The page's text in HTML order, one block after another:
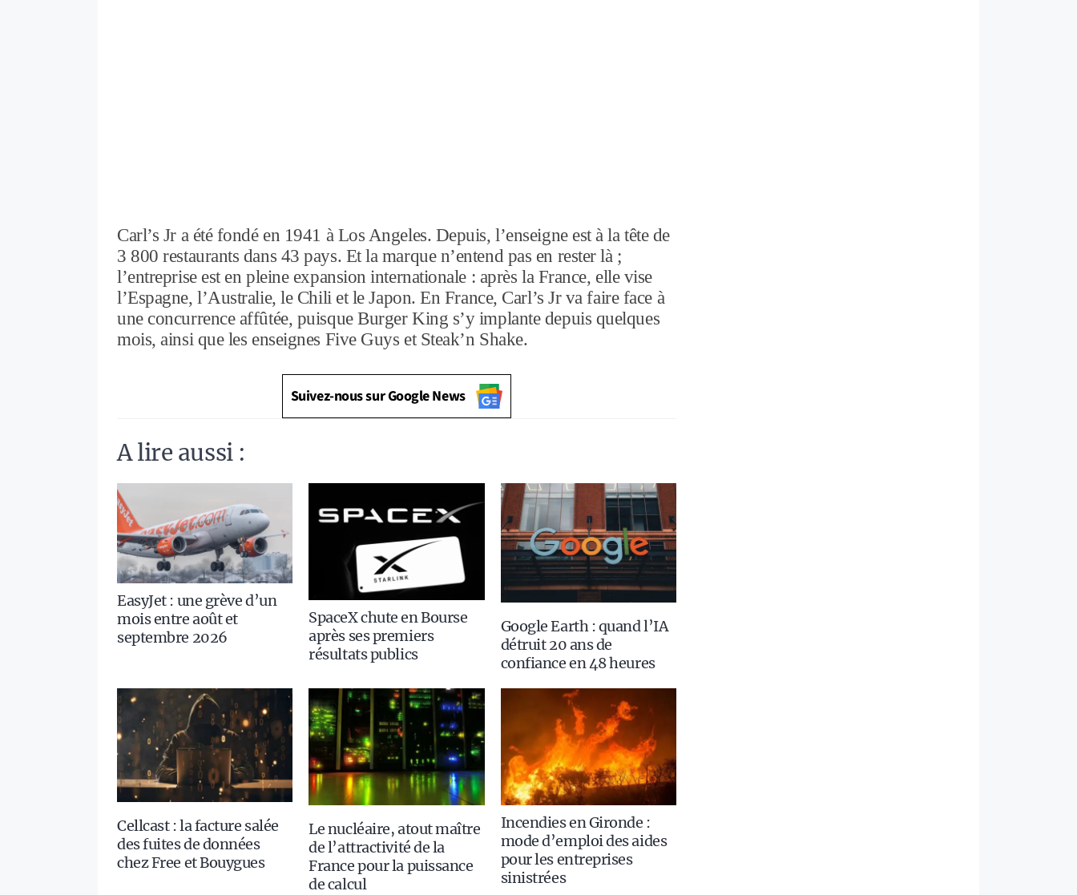
Carl’s Jr a été fondé en 1941 à Los Angeles. Depuis, l’enseigne est à la tête de
3 800 restaurants dans 43 pays. Et la marque n’entend pas en rester là ;
l’entreprise est en pleine expansion internationale : après la France, elle vise
l’Espagne, l’Australie, le Chili et le Japon. En France, Carl’s Jr va faire face à
une concurrence affûtée, puisque Burger King s’y implante depuis quelques
mois, ainsi que les enseignes Five Guys et Steak’n Shake.
Suivez-nous sur Google News
A lire aussi :
EasyJet : une grève d’un
mois entre août et
septembre 2026
SpaceX chute en Bourse
après ses premiers
résultats publics
Google Earth : quand l’IA
détruit 20 ans de
confiance en 48 heures
Cellcast : la facture salée
des fuites de données
chez Free et Bouygues
Le nucléaire, atout maître
de l’attractivité de la
France pour la puissance
de calcul
Incendies en Gironde :
mode d’emploi des aides
pour les entreprises
sinistrées